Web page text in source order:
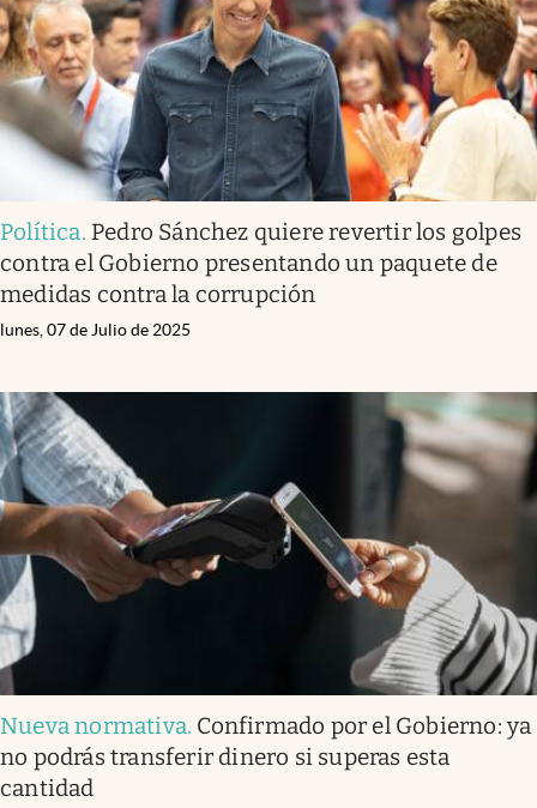
Política. Pedro Sánchez quiere revertir los golpes
contra el Gobierno presentando un paquete de
medidas contra la corrupción
lunes, 07 de Julio de 2025
Nueva normativa. Confirmado por el Gobierno: ya
no podrás transferir dinero si superas esta
cantidad